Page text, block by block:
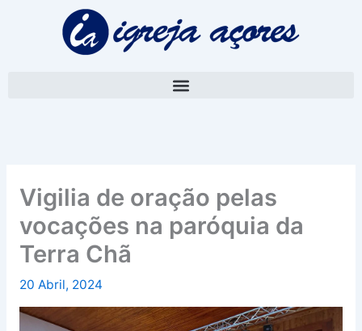
Vigilia de oração pelas
vocações na paróquia da
Terra Chã
20 Abril, 2024